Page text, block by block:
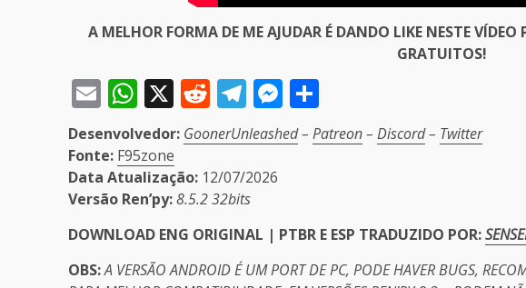
A MELHOR FORMA DE ME AJUDAR É DANDO LIKE NESTE
GRATUITOS!
EmailWhatsApp
X Reddit
Telegram
Messenger
Desenvolvedor: GoonerUnleashed– Patreon– Discord– Twitter
Fonte: F95zone
Data Atualização: 12/07/2026
Versão Ren’py:8.5.2 32bits
DOWNLOAD ENG ORIGINAL | PTBR E ESP TRADUZIDO POR:
OBS:A VERSÃO ANDROID É UM PORT DE PC, PODE HAVER BUGS,